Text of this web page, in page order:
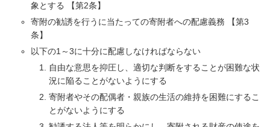
象とする 【第2条】
寄附の勧誘を行うに当たっての寄附者への配慮義務 【第3
条】
以下の1～3に十分に配慮しなければならない
自由な意思を抑圧し、適切な判断をすることが困難な状
況に陥ることがないようにする
寄附者やその配偶者・親族の生活の維持を困難にするこ
とがないようにする